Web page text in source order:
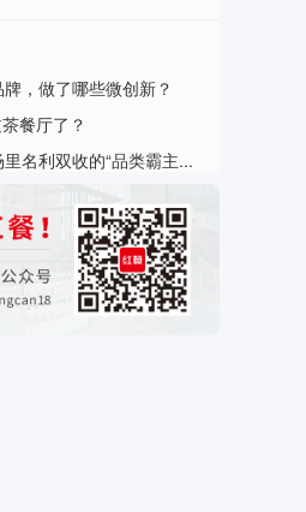
店、陈记顺和、潮牛海
，做了哪些微创新？
餐厅了？
利双收的“品类霸主”！